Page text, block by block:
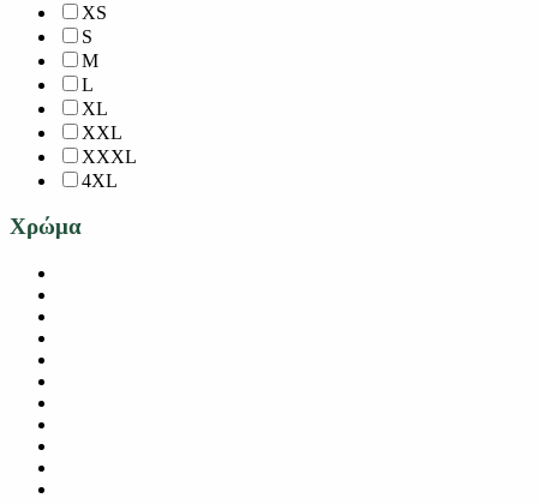
XS
S
M
L
XL
XXL
XXXL
4XL
Χρώμα